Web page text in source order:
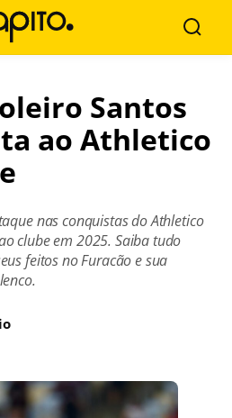
Santos
ao Athletico
nas conquistas do Athletico
clube em 2025. Saiba tudo
feitos no Furacão e sua